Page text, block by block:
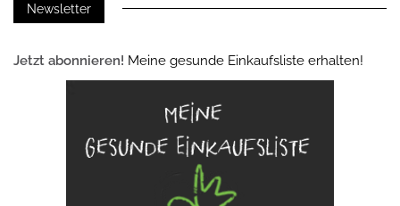
Newsletter
Jetzt abonnieren! Meine gesunde Einkaufsliste erhalten!